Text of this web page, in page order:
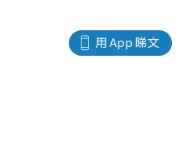
用 App 睇文